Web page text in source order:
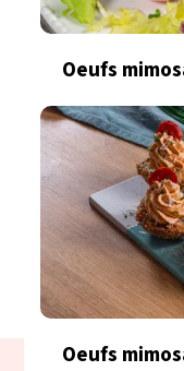
Oeufs
Oeufs